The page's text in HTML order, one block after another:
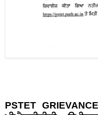
PSTET